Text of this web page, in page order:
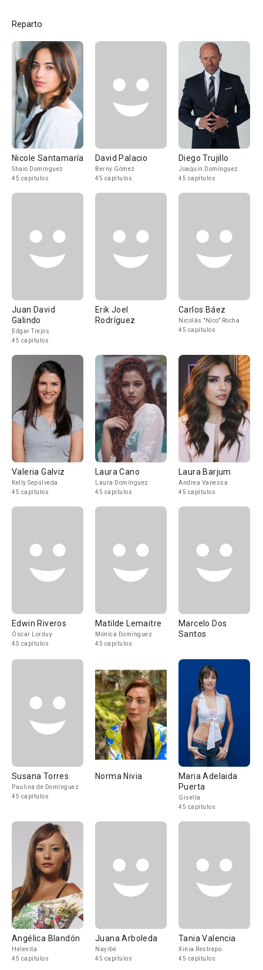
Reparto
Nicole Santamaría
Shaio Domínguez
45 capítulos
David Palacio
Berny Gómez
45 capítulos
Diego Trujillo
Joaquín Domínguez
45 capítulos
Juan David
Galindo
Edgar Trejos
45 capítulos
Erik Joel
Rodríguez
Carlos Báez
Nicolás "Nico" Rocha
45 capítulos
Valeria Galviz
Kelly Sepúlveda
45 capítulos
Laura Cano
Laura Domínguez
45 capítulos
Laura Barjum
Andrea Vanessa
45 capítulos
Edwin Riveros
Óscar Lorduy
45 capítulos
Matilde Lemaitre
Mónica Domínguez
45 capítulos
Marcelo Dos
Santos
Susana Torres
Paulina de Domínguez
45 capítulos
Norma Nivia
Maria Adelaida
Puerta
Gisella
45 capítulos
Angélica Blandón
Helenita
45 capítulos
Juana Arboleda
Nayibe
45 capítulos
Tania Valencia
Xinia Restrepo
45 capítulos